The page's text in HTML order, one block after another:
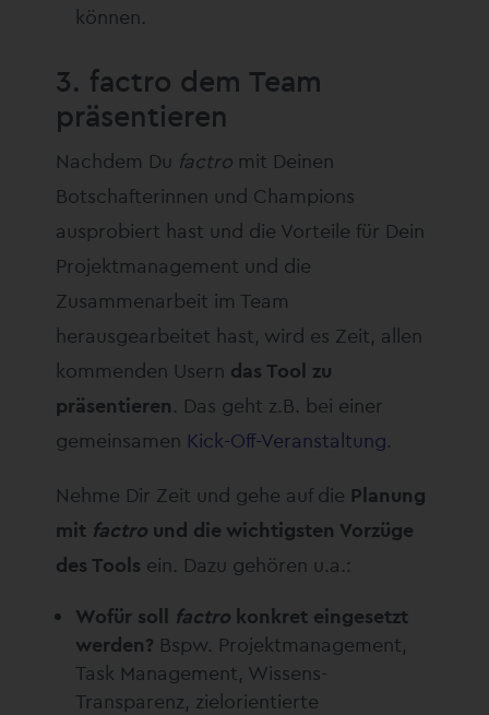
können.
3. factro dem Team
präsentieren
Nachdem Du factro mit Deinen
Botschafterinnen und Champions
ausprobiert hast und die Vorteile für Dein
Projektmanagement und die
Zusammenarbeit im Team
herausgearbeitet hast, wird es Zeit, allen
kommenden Usern das Tool zu
präsentieren. Das geht z.B. bei einer
gemeinsamen Kick-Off-Veranstaltung.
Nehme Dir Zeit und gehe auf die Planung
mit factro und die wichtigsten Vorzüge
des Tools ein. Dazu gehören u.a.:
Wofür soll factro konkret eingesetzt
werden? Bspw. Projektmanagement,
Task Management, Wissens-
Transparenz, zielorientierte